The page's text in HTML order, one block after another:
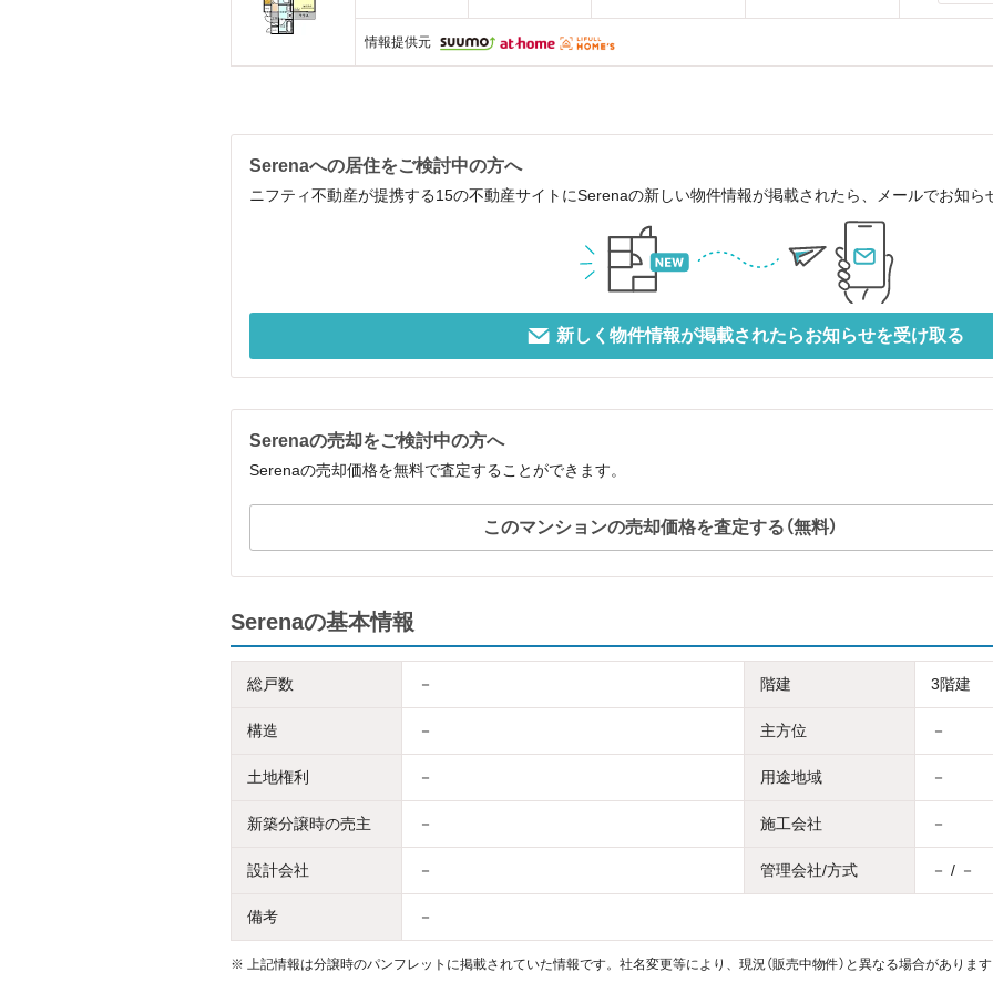
情報提供元
Serenaへの居住をご検討中の方へ
ニフティ不動産が提携する15の不動産サイトにSerenaの新しい物件情報が掲載されたら、メールでお知ら
新しく物件情報が掲載されたらお知らせを受け取る
Serenaの売却をご検討中の方へ
Serenaの売却価格を無料で査定することができます。
このマンションの売却価格を査定する（無料）
Serenaの基本情報
総戸数 － 階建 3階建
構造 － 主方位 －
土地権利 － 用途地域 －
新築分譲時の売主 － 施工会社 －
設計会社 － 管理会社/方式 － / －
備考 －
※ 上記情報は分譲時のパンフレットに掲載されていた情報です。社名変更等により、現況（販売中物件）と異なる場合があります